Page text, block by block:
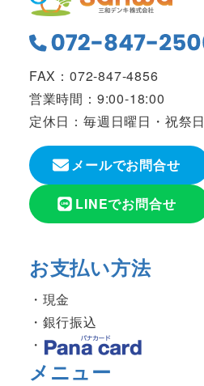
FAX：072-847-4856
営業時間：9:00-18:00
定休日：毎週日曜日・祝祭日
メールでお問合せ
LINEでお問合せ
お支払い方法
現金
銀行振込
メニュー